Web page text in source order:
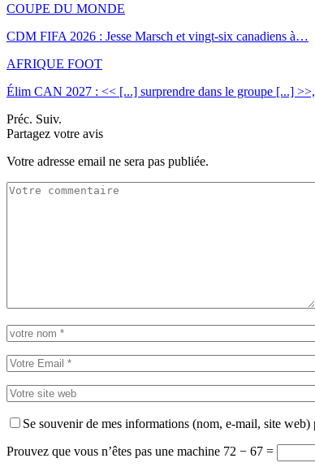
COUPE DU MONDE
CDM FIFA 2026 : Jesse Marsch et vingt-six canadiens à…
AFRIQUE FOOT
Élim CAN 2027 : << [...] surprendre dans le groupe [...]
Préc. Suiv.
Partagez votre avis
Votre adresse email ne sera pas publiée.
Se souvenir de mes informations (nom, e-mail, site web)
Prouvez que vous n’êtes pas une machine 72 − 67 =